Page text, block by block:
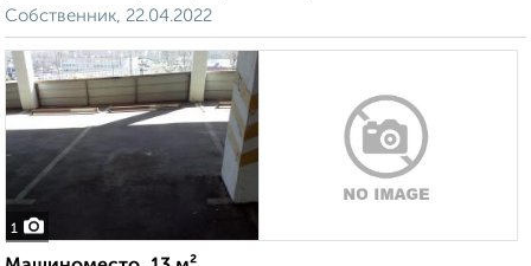
Собственник, 22.04.2022
1